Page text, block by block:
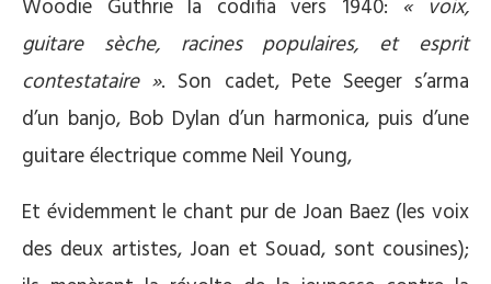
Woodie Guthrie la codifia vers 1940: « voix,
guitare sèche, racines populaires, et esprit
contestataire ». Son cadet, Pete Seeger s’arma
d’un banjo, Bob Dylan d’un harmonica, puis d’une
guitare électrique comme Neil Young,
Et évidemment le chant pur de Joan Baez (les voix
des deux artistes, Joan et Souad, sont cousines);